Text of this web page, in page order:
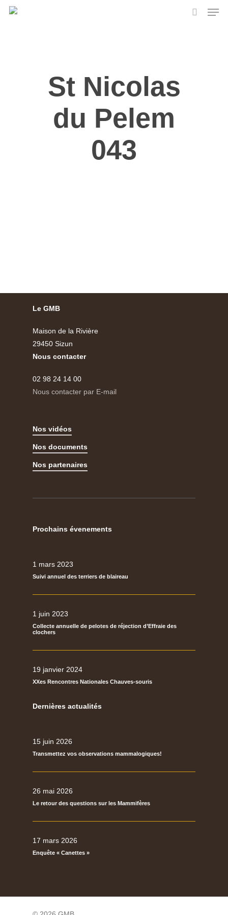
Skip
St Nicolas
du Pelem
043
Le GMB
Maison de la Rivière
29450 Sizun
Nous contacter
02 98 24 14 00
Nous contacter par E-mail
Nos vidéos
Nos documents
Nos partenaires
Prochains évenements
1 mars 2023
Suivi annuel des terriers de blaireau
1 juin 2023
Collecte annuelle de pelotes de réjection d’Effraie des
clochers
19 janvier 2024
XXes Rencontres Nationales Chauves-souris
Dernières actualités
15 juin 2026
Transmettez vos observations mammalogiques!
26 mai 2026
Le retour des questions sur les Mammifères
17 mars 2026
Enquête « Canettes »